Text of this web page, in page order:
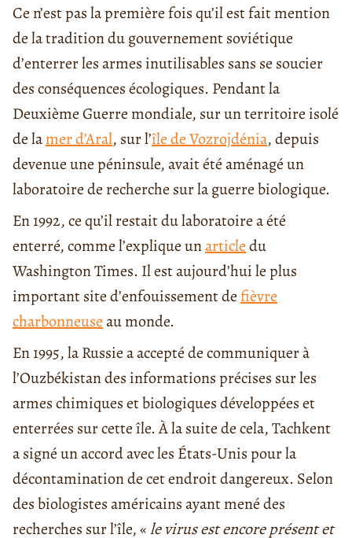
Ce n’est pas la première fois qu’il est fait mention
de la tradition du gouvernement soviétique
d’enterrer les armes inutilisables sans se soucier
des conséquences écologiques. Pendant la
Deuxième Guerre mondiale, sur un territoire isolé
de lamer d’Aral, sur l’île de Vozrojdénia, depuis
devenue une péninsule, avait été aménagé un
laboratoire de recherche sur la guerre biologique.
En 1992, ce qu’il restait du laboratoire a été
enterré, comme l’explique unarticledu
Washington Times. Il est aujourd’hui le plus
important site d’enfouissement de fièvre
charbonneuseau monde.
En 1995, la Russie a accepté de communiquer à
l’Ouzbékistan des informations précises sur les
armes chimiques et biologiques développées et
enterrées sur cette île. À la suite de cela, Tachkent
a signé un accord avec les États-Unis pour la
décontamination de cet endroit dangereux. Selon
des biologistes américains ayant mené des
recherches sur l’île, «le virus est encore présent et